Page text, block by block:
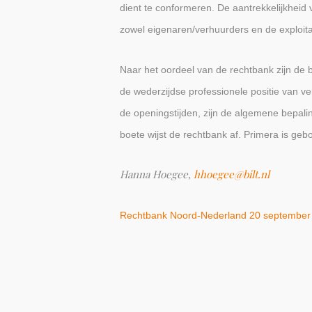
dient te conformeren. De
zowel eigenaren/verhuurders en de
Naar het oordeel van de rechtbank zijn de
de wederzijdse professionele positie van
de openingstijden, zijn de algemene
boete wijst de rechtbank af. Primera is
Hanna Hoegee, hhoegee@bilt.nl
Rechtbank Noord-Nederland 20